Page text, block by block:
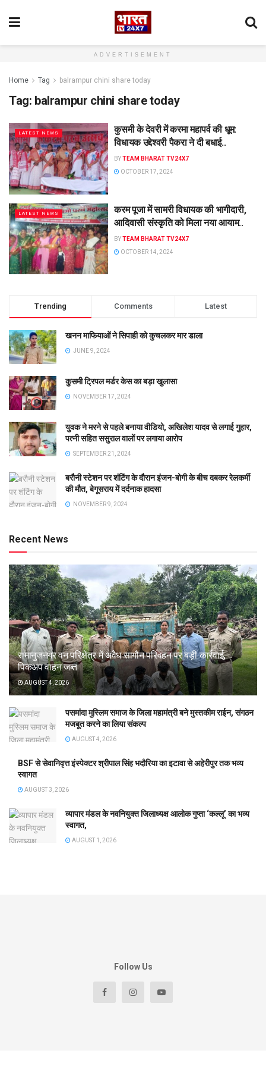
ADVERTISEMENT
Home Tag balrampur chini share today
Tag: balrampur chini share today
LATEST NEWS
कुसमी के देवरी में करमा महापर्व की धूम:
विधायक उद्देश्वरी पैकरा ने दी बधाई..
BYTEAM BHARAT TV24X7
OCTOBER 17, 2024
LATEST NEWS
करम पूजा में सामरी विधायक की भागीदारी,
आदिवासी संस्कृति को मिला नया आयाम..
BYTEAM BHARAT TV24X7
OCTOBER 14, 2024
Trending Comments Latest
खनन माफियाओं ने सिपाही को कुचलकर मार डाला
JUNE 9, 2024
कुसमी ट्रिपल मर्डर केस का बड़ा खुलासा
NOVEMBER 17, 2024
युवक ने मरने से पहले बनाया वीडियो, अखिलेश यादव से लगाई गुहार,
पत्नी सहित ससुराल वालों पर लगाया आरोप
SEPTEMBER 21, 2024
बरौनी स्टेशन पर शंटिंग के दौरान इंजन-बोगी के बीच दबकर रेलकर्मी
की मौत, बेगूसराय में दर्दनाक हादसा
NOVEMBER 9, 2024
Recent News
रामानुजनगर वन परिक्षेत्र में अवैध सागौन परिवहन पर बड़ी कार्रवाई,
पिकअप वाहन जब्त
AUGUST 4, 2026
पसमांदा मुस्लिम समाज के जिला महामंत्री बने मुस्तकीम राईन, संगठन
मजबूत करने का लिया संकल्प
AUGUST 4, 2026
BSF से सेवानिवृत्त इंस्पेक्टर श्रीपाल सिंह भदौरिया का इटावा से अहेरीपुर तक भव्य
स्वागत
AUGUST 3, 2026
व्यापार मंडल के नवनियुक्त जिलाध्यक्ष आलोक गुप्ता ‘कल्लू’ का भव्य
स्वागत,
AUGUST 1, 2026
Follow Us